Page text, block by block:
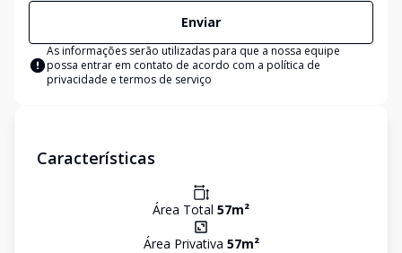
Enviar
As informações serão utilizadas para que a nossa equipe
possa entrar em contato de acordo com a política de
privacidade e termos de serviço
Características
Área Total 57m²
Área Privativa 57m²